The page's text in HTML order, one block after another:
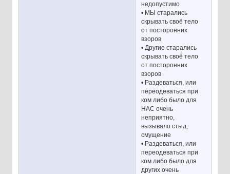
недопустимо
• МЫ старались
скрывать своё тело
от посторонних
взоров
• Другие старались
скрывать своё тело
от посторонних
взоров
• Раздеваться, или
переодеваться при
ком либо было для
НАС очень
неприятно,
вызывало стыд,
смущение
• Раздеваться, или
переодеваться при
ком либо было для
других очень